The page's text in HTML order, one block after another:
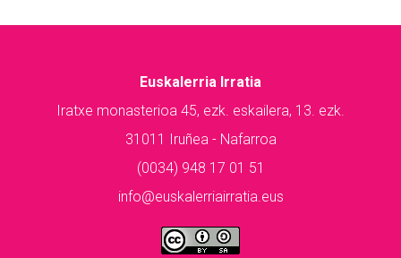
Euskalerria Irratia
Iratxe monasterioa 45, ezk. eskailera, 13. ezk.
31011 Iruñea - Nafarroa
(0034) 948 17 01 51
info@euskalerriairratia.eus